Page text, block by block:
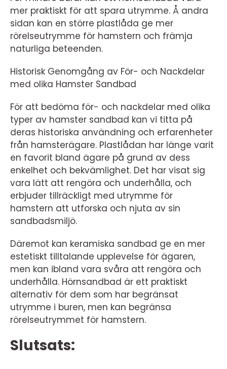
mer praktiskt för att spara utrymme. Å andra
sidan kan en större plastlåda ge mer
rörelseutrymme för hamstern och främja
naturliga beteenden.
Historisk Genomgång av För- och Nackdelar
med olika Hamster Sandbad
För att bedöma för- och nackdelar med olika
typer av hamster sandbad kan vi titta på
deras historiska användning och erfarenheter
från hamsterägare. Plastlådan har länge varit
en favorit bland ägare på grund av dess
enkelhet och bekvämlighet. Det har visat sig
vara lätt att rengöra och underhålla, och
erbjuder tillräckligt med utrymme för
hamstern att utforska och njuta av sin
sandbadsmiljö.
Däremot kan keramiska sandbad ge en mer
estetiskt tilltalande upplevelse för ägaren,
men kan ibland vara svåra att rengöra och
underhålla. Hörnsandbad är ett praktiskt
alternativ för dem som har begränsat
utrymme i buren, men kan begränsa
rörelseutrymmet för hamstern.
Slutsats: